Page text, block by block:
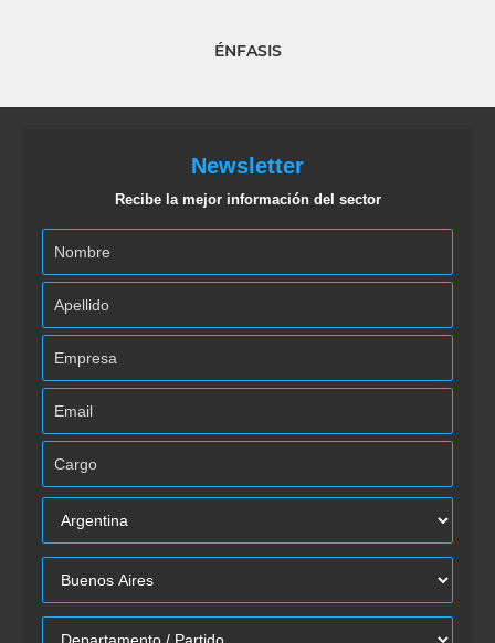
ÉNFASIS
Newsletter
Recibe la mejor información del sector